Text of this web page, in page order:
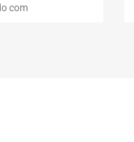
com